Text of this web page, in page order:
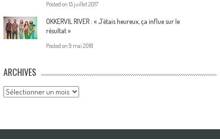
Posted on 15 juillet 2017
OKKERVIL RIVER : « J’étais heureux, ça influe sur le
résultat »
Posted on 9 mai 2018
ARCHIVES
Archives